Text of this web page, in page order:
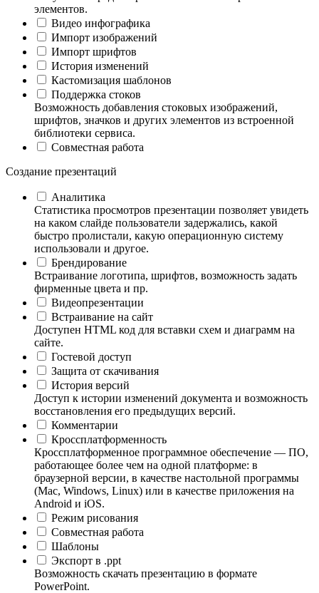
элементов.
Видео инфографика
Импорт изображений
Импорт шрифтов
История изменений
Кастомизация шаблонов
Поддержка стоков
Возможность добавления стоковых изображений,
шрифтов, значков и других элементов из встроенной
библиотеки сервиса.
Совместная работа
Создание презентаций
Аналитика
Статистика просмотров презентации позволяет увидеть
на каком слайде пользователи задержались, какой
быстро пролистали, какую операционную систему
использовали и другое.
Брендирование
Встраивание логотипа, шрифтов, возможность задать
фирменные цвета и пр.
Видеопрезентации
Встраивание на сайт
Доступен HTML код для вставки схем и диаграмм на
сайте.
Гостевой доступ
Защита от скачивания
История версий
Доступ к истории изменений документа и возможность
восстановления его предыдущих версий.
Комментарии
Кроссплатформенность
Кроссплатформенное программное обеспечение — ПО,
работающее более чем на одной платформе: в
браузерной версии, в качестве настольной программы
(Mac, Windows, Linux) или в качестве приложения на
Android и iOS.
Режим рисования
Совместная работа
Шаблоны
Экспорт в .ppt
Возможность скачать презентацию в формате
PowerPoint.